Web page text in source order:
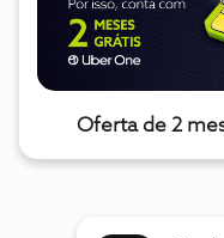
Oferta de 2